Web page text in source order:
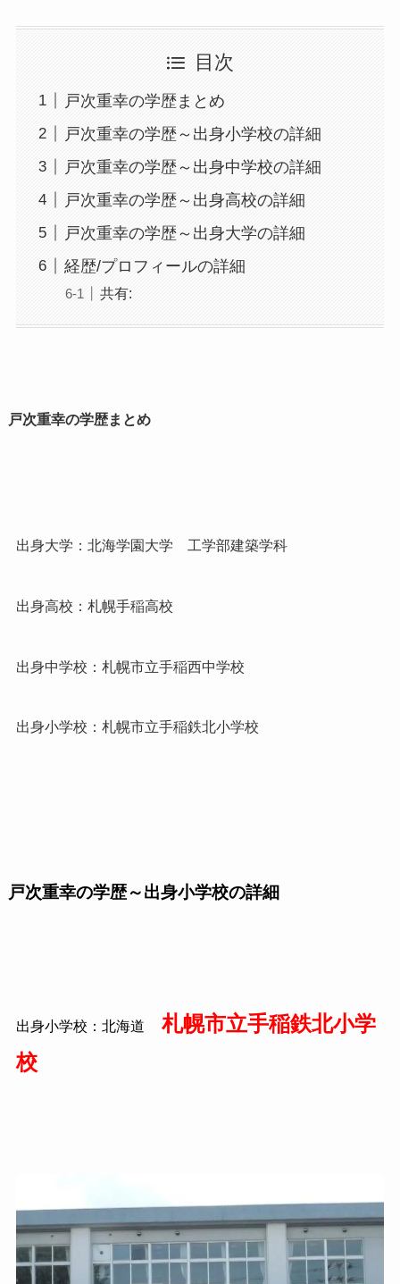
目次
戸次重幸の学歴まとめ
戸次重幸の学歴～出身小学校の詳細
戸次重幸の学歴～出身中学校の詳細
戸次重幸の学歴～出身高校の詳細
戸次重幸の学歴～出身大学の詳細
経歴/プロフィールの詳細
共有:
戸次重幸の学歴まとめ
出身大学：北海学園大学 工学部建築学科
出身高校：札幌手稲高校
出身中学校：札幌市立手稲西中学校
出身小学校：札幌市立手稲鉄北小学校
戸次重幸の学歴～出身小学校の詳細
出身小学校：北海道
札幌市立手稲鉄北小学
校